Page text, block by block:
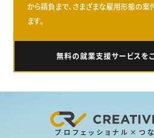
から請負まで、さまざまな雇用形態の
ます。
無料の就業支援サービスを
プロフェッショナル×つ